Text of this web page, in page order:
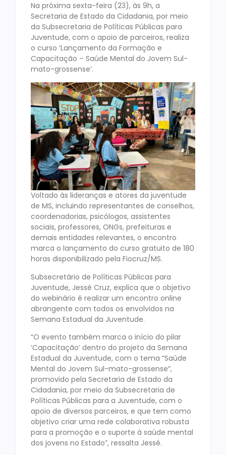
Na próxima sexta-feira (23), às 9h, a
Secretaria de Estado da Cidadania, por meio
da Subsecretaria de Políticas Públicas para
Juventude, com o apoio de parceiros, realiza
o curso ‘Lançamento da Formação e
Capacitação – Saúde Mental do Jovem Sul-
mato-grossense’.
Voltado às lideranças e atores da juventude
de MS, incluindo representantes de conselhos,
coordenadorias, psicólogos, assistentes
sociais, professores, ONGs, prefeituras e
demais entidades relevantes, o encontro
marca o lançamento do curso gratuito de 180
horas disponibilizado pela Fiocruz/MS.
Subsecretário de Políticas Públicas para
Juventude, Jessé Cruz, explica que o objetivo
do webinário é realizar um encontro online
abrangente com todos os envolvidos na
Semana Estadual da Juventude.
“O evento também marca o início do pilar
‘Capacitação’ dentro do projeto da Semana
Estadual da Juventude, com o tema “Saúde
Mental do Jovem Sul-mato-grossense”,
promovido pela Secretaria de Estado da
Cidadania, por meio da Subsecretaria de
Políticas Públicas para a Juventude, com o
apoio de diversos parceiros, e que tem como
objetivo criar uma rede colaborativa robusta
para a promoção e o suporte à saúde mental
dos jovens no Estado”, ressalta Jessé.